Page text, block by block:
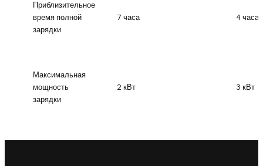
Приблизительное
время полной
зарядки
7 часа 4 часа
Максимальная
мощность
зарядки
2 кВт 3 кВт